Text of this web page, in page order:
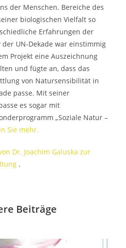
der Menschen. Bereiche des
biologischen Vielfalt so
Erfahrungen der
der UN-Dekade war einstimmig
Projekt eine Auszeichnung
und fügte an, dass das
von Natursensibilität in
passe. Mit seiner
es sogar mit
„Soziale Natur –
Sie mehr.
Dr. Joachim Galuska zur
.
Beiträge